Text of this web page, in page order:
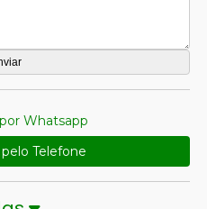
Whatsapp
Telefone